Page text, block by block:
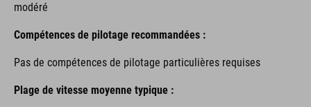
modéré
Compétences de pilotage recommandées :
Pas de compétences de pilotage particulières requises
Plage de vitesse moyenne typique :